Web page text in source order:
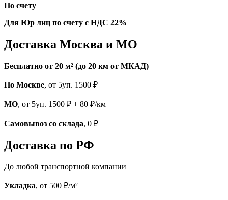
По счету
Для Юр лиц по счету с НДС 22%
Доставка Москва и МО
Бесплатно от 20 м² (до 20 км от МКАД)
По Москве, от 5уп. 1500 ₽
МО, от 5уп. 1500 ₽ + 80 ₽/км
Самовывоз со склада, 0 ₽
Доставка по РФ
До любой транспортной компании
Укладка, от 500 ₽/м²